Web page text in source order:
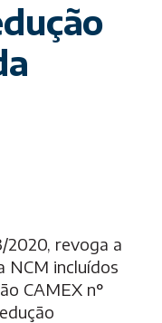
2020, revoga a
NCM incluídos
CAMEX n°